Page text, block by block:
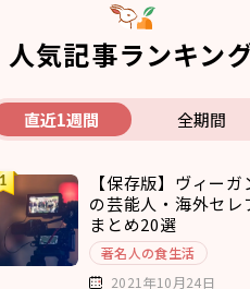
人気記事ランキン
直近1週間 全期間
【保存版】ヴィーガ
の芸能人・海外セレ
まとめ20選
著名人の食生活
2021年10月24日